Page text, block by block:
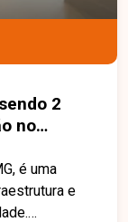
2
no
MG
é uma
e